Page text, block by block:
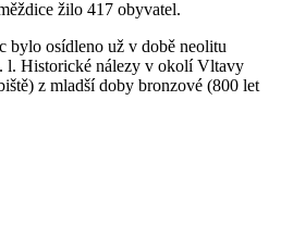
žilo 417 obyvatel.
bylo osídleno už v době neolitu
l. Historické nálezy v okolí Vltavy
z mladší doby bronzové (800 let